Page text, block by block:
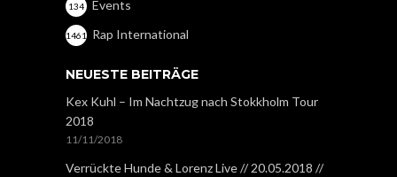
Events
134
Rap International
1461
NEUESTE BEITRÄGE
Kex Kuhl – Im Nachtzug nach Stokkholm Tour
2018
11/11/2018
Verrückte Hunde & Lorenz Live // 20.05.2018 //